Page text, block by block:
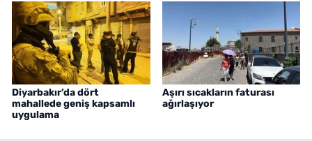
Diyarbakır’da dört
mahallede geniş kapsamlı
uygulama
Aşırı sıcakların faturası
ağırlaşıyor